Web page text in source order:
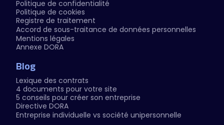
Politique de confidentialité
Politique de cookies
Registre de traitement
Accord de sous-traitance de données personnelles
Mentions légales
Annexe DORA
Blog
Lexique des contrats
4 documents pour votre site
5 conseils pour créer son entreprise
Directive DORA
Entreprise individuelle vs société unipersonnelle